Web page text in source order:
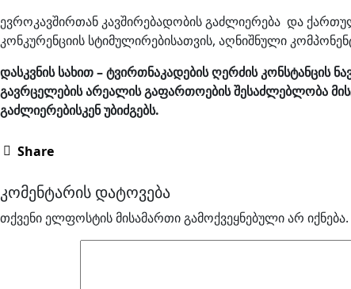
ევროკავშირთან კავშირებადობის გაძლიერება და
კონკურენციის სტიმულირებისათვის, აღნიშნული
დასკვნის სახით–ტვირთნაკადებისღერძისკონსტანცის
გავრცელებისარეალისგაფართოებისშესაძლებლობა
გაძლიერებისკენუბიძგებს.
Share
კომენტარის დატოვება
თქვენი ელფოსტის მისამართი გამოქვეყნებული არ იქნება.